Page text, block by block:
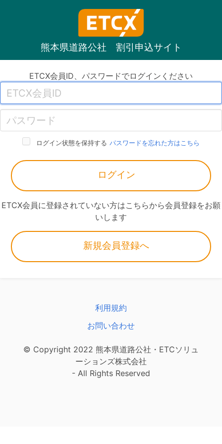
熊本県道路公社 割引申込サイト
ETCX会員ID、パスワードでログインください
ログイン状態を保持する パスワードを忘れた方はこちら
ログイン
ETCX会員に登録されていない方はこちらから会員登録をお願
いします
新規会員登録へ
利用規約
お問い合わせ
© Copyright 2022 熊本県道路公社・ETCソリュ
ーションズ株式会社
- All Rights Reserved